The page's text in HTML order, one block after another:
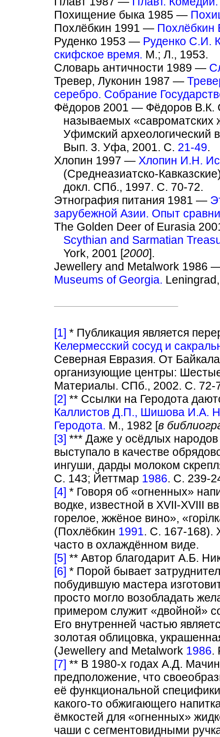
Похищение быка 1985 —
Похлёбкин 1991 — Похлёбкин
Руденко 1953 — Руденко С.И.
скифское время. М.; Л., 1953.
Словарь античности 1989 —
Тревер, Луконин 1987 —
серебро. Собрание
Фёдоров 2001 — Фёдоров В.К.
называемых «савроматских
Уфимский
Вып. 3. Уфа, 2001. С. 21-49.
Хлопин 1997 — Хлопин И.Н.
(Среднеазиатско-
докл. СПб., 1997. С. 70-72.
Этнография питания 1981 —
зарубежной Азии. Опыт
The Golden Deer of Eurasia
Scythian and Sarmatian
York, 2001 [2000].
Jewellery and Metalwork 1986
Museums of Georgia.
[1] * Публикация является
Келермесский сосуд и
Северная Евразия. От
организующие центры:
Материалы. СПб., 2002. С. 72-
[2] ** Ссылки на Геродота
Каллистов Д.П., Шишова И.А.
Геродота. М., 1982 [в
[3] *** Даже у осёдлых
выступало в качестве
ингуши, дарды молоком
С. 143; Йеттмар 1986. С. 239-
[4] * Говоря об «огненных»
водке, известной в XVII-XVIII
горелое, жжёное вино»,
(Похлёбкин 1991. С. 167-168).
часто в охлаждённом виде.
[5] ** Автор благодарит А.Б.
[6] * Порой бывает
побудившую мастера
просто могло возобладать
примером служит «двойной»
Его внутренней частью
золотая облицовка,
(Jewellery and Metalwork 1986.
[7] ** В 1980-х годах А.Д.
предположение, что
её функциональной
какого-то обжигающего
ёмкостей для «огненных»
чаши с сегментовидными